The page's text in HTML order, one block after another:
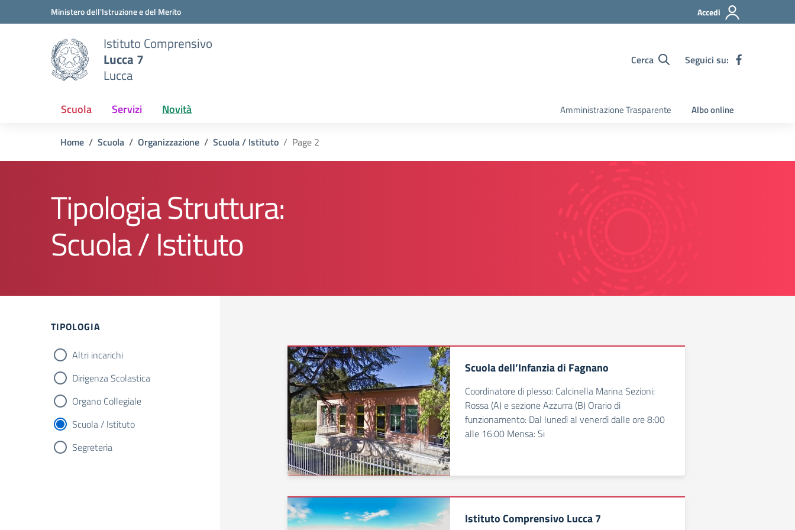
Vai ai contenuti
Vai al menu di navigazioneMinistero dell'Istruzione e del Merito Accedi
Istituto Comprensivo
Lucca 7
Lucca
Cerca Seguici su:
Scuola Servizi Novità Amministrazione Trasparente Albo online
Home Scuola Organizzazione Scuola / Istituto Page 2
Tipologia Struttura:
Scuola / Istituto
TIPOLOGIA
Altri incarichi
Dirigenza Scolastica
Organo Collegiale
Scuola / Istituto
Segreteria
Scuola dell’Infanzia di Fagnano
Coordinatore di plesso: Calcinella Marina Sezioni:
Rossa (A) e sezione Azzurra (B) Orario di
funzionamento: Dal lunedì al venerdì dalle ore 8:00
alle 16:00 Mensa: Si
Istituto Comprensivo Lucca 7